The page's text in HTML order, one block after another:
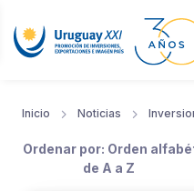
Inicio Noticias
Ordenar por: Orden
de A a Z